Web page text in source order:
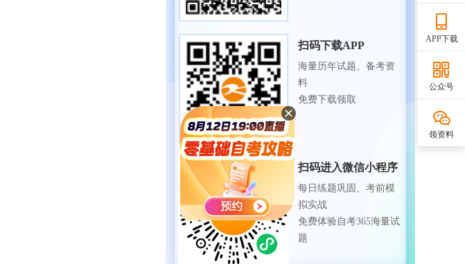
扫码下载APP
海量历年试题、备考资
料
免费下载领取
扫码进入微信小程序
每日练题巩固、考前模
拟实战
免费体验自考365海量试
题
APP下载
公众号
领资料